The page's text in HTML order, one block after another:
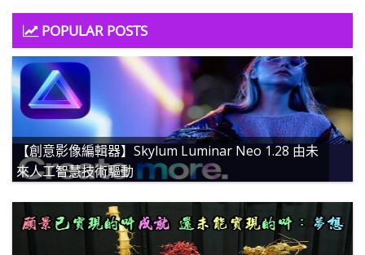
POPULAR POSTS
【創意影像編輯器】Skylum Luminar Neo 1.28 由未
來人工智慧技術驅動